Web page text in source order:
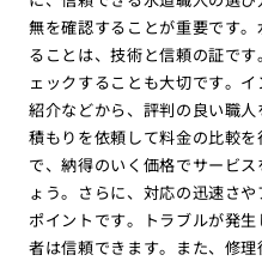
無を確認することが重要です
ることは、技術と信頼の証で
ェックすることも大切です。
紹介などから、評判の良い職
積もりを依頼して料金の比較
で、納得のいく価格でサービ
ょう。さらに、対応の迅速さ
ポイントです。トラブルが発
者は信頼できます。また、修